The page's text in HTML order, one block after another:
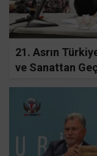
21. Asrın
ve Sanattan